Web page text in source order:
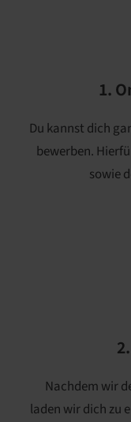
1.
Du kannst dich
bewerben.
sowie
Nachdem wir
laden wir dich zu